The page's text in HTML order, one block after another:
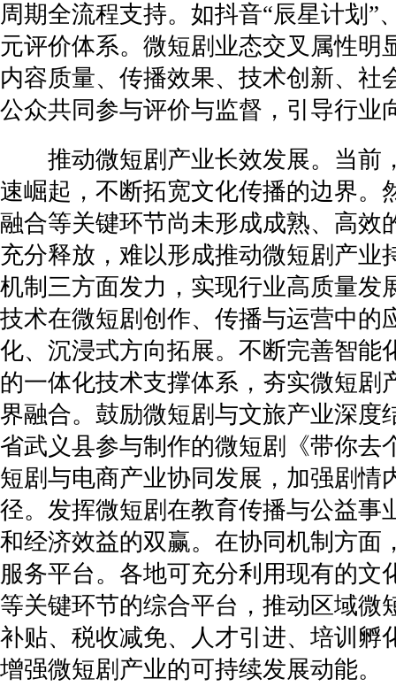
周期全流程支持。如抖音“辰星计划
元评价体系。微短剧业态交叉属性
内容质量、传播效果、技术创新、
公众共同参与评价与监督，引导行业
推动微短剧产业长效发展。当前
速崛起，不断拓宽文化传播的边界
融合等关键环节尚未形成成熟、高效
充分释放，难以形成推动微短剧产
机制三方面发力，实现行业高质量
技术在微短剧创作、传播与运营中的
化、沉浸式方向拓展。不断完善智能
的一体化技术支撑体系，夯实微短剧
界融合。鼓励微短剧与文旅产业深度
省武义县参与制作的微短剧《带你去
短剧与电商产业协同发展，加强剧情
径。发挥微短剧在教育传播与公益事
和经济效益的双赢。在协同机制方面
服务平台。各地可充分利用现有的
等关键环节的综合平台，推动区域
补贴、税收减免、人才引进、培训孵
增强微短剧产业的可持续发展动能。